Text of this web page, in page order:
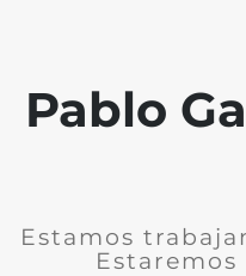
Pablo
Estamos